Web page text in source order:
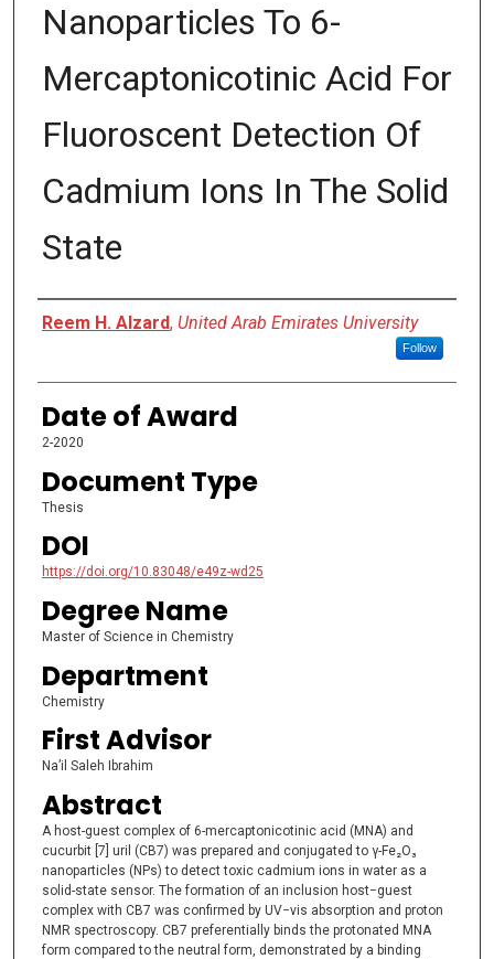
Nanoparticles To 6-
Mercaptonicotinic Acid For
Fluoroscent Detection Of
Cadmium Ions In The Solid
State
Author
Reem H. Alzard, United Arab Emirates University
Follow
Date of Award
2-2020
Document Type
Thesis
DOI
https://doi.org/10.83048/e49z-wd25
Degree Name
Master of Science in Chemistry
Department
Chemistry
First Advisor
Na’il Saleh Ibrahim
Abstract
A host-guest complex of 6-mercaptonicotinic acid (MNA) and
cucurbit [7] uril (CB7) was prepared and conjugated to γ-Fe₂O₃
nanoparticles (NPs) to detect toxic cadmium ions in water as a
solid-state sensor. The formation of an inclusion host−guest
complex with CB7 was confirmed by UV−vis absorption and proton
NMR spectroscopy. CB7 preferentially binds the protonated MNA
form compared to the neutral form, demonstrated by a binding